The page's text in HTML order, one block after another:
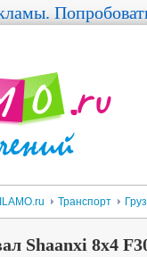
Транспорт
Shaanxi 8x4